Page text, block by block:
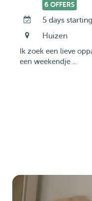
6 OFFERS
5 days
Huizen
Ik zoek een lieve
een weekendje ...